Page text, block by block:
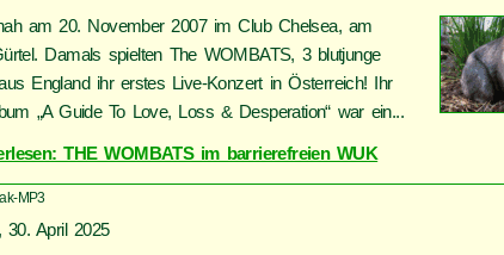
am 20. November 2007 im Club Chelsea, am
Damals spielten The WOMBATS, 3 blutjunge
England ihr erstes Live-Konzert in Österreich! Ihr
„A Guide To Love, Loss & Desperation“ war ein...
THE WOMBATS im barrierefreien WUK
MP3
30. April 2025